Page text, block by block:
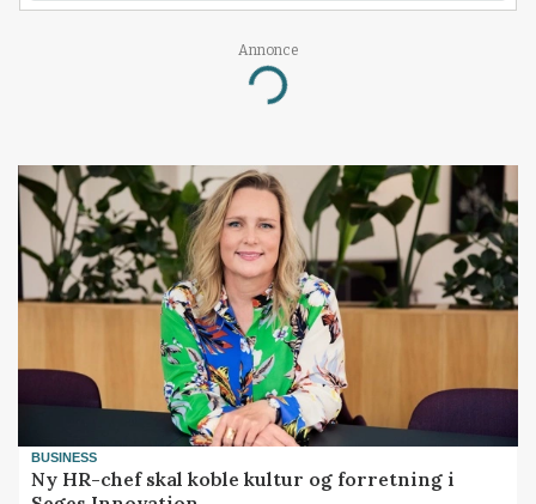
Annonce
Loading...
BUSINESS
Ny HR-chef skal koble kultur og forretning i